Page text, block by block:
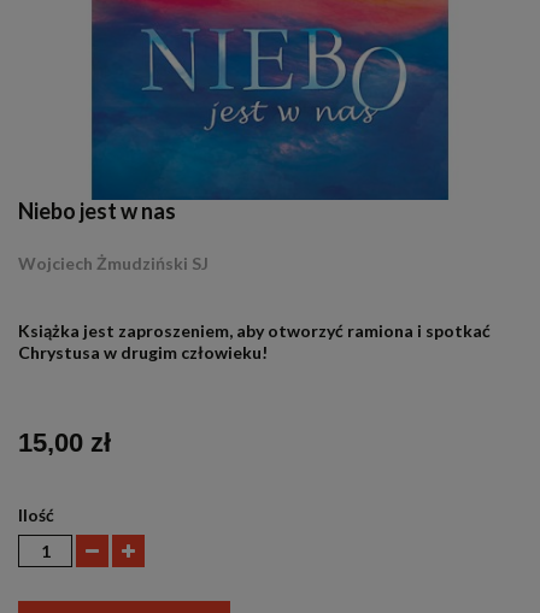
Niebo jest w nas
Wojciech Żmudziński SJ
Książka jest zaproszeniem, aby otworzyć ramiona i spotkać
Chrystusa w drugim człowieku!
15,00 zł
Ilość